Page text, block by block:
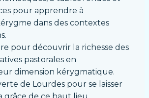
pour apprendre à
dans des contextes
pour découvrir la richesse des
pastorales en
dimension kérygmatique.
de Lourdes pour se laisser